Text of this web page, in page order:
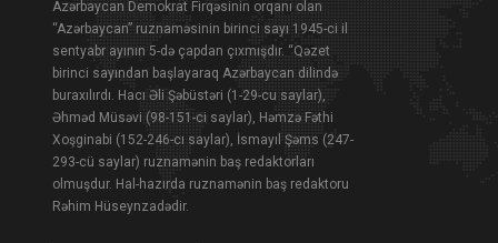
Azərbaycan Demokrat Firqəsinin orqanı olan
“Azərbaycan” ruznaməsinin birinci sayı 1945-ci il
sentyabr ayının 5-də çapdan çıxmışdır. “Qəzet
birinci sayından başlayaraq Azərbaycan dilində
buraxılırdı. Hacı Əli Şəbüstəri (1-29-cu saylar),
Əhməd Müsəvi (98-151-ci saylar), Həmzə Fəthi
Xoşginabi (152-246-cı saylar), İsmayıl Şəms (247-
293-cü saylar) ruznamənin baş redaktorları
olmuşdur. Hal-hazırda ruznamənin baş redaktoru
Rəhim Hüseynzadədir.